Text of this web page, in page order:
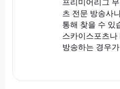
프리미어리그
츠 전문 방송사
통해 찾을 수 있
스카이스포츠
방송하는 경우